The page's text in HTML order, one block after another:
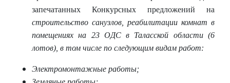
запечатанных Конкурсных предложений на
строительство санузлов, реабилитации комнат в
помещениях на 23 ОДС в Таласской области (6
лотов), в том числе по следующим видам работ:
Электромонтажные работы;